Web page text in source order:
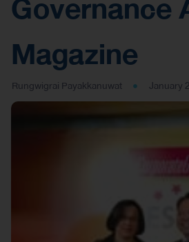
Magazine
Rungwigrai Payakkanuwat January